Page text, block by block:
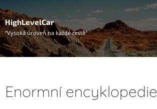
HighLevelCar
"Vysoká úroveň na každé cestě"
Enormní encyklopedie